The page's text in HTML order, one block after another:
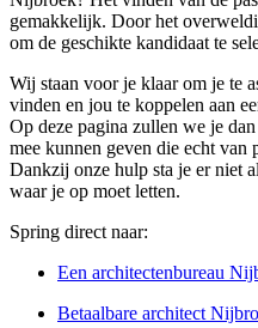
gemakkelijk. Door het
om de geschikte kandidaat te
Wij staan voor je klaar om je te
vinden en jou te koppelen aan
Op deze pagina zullen we je
mee kunnen geven die echt van
Dankzij onze hulp sta je er niet
waar je op moet letten.
Spring direct naar:
Een architectenbureau
Betaalbare architect